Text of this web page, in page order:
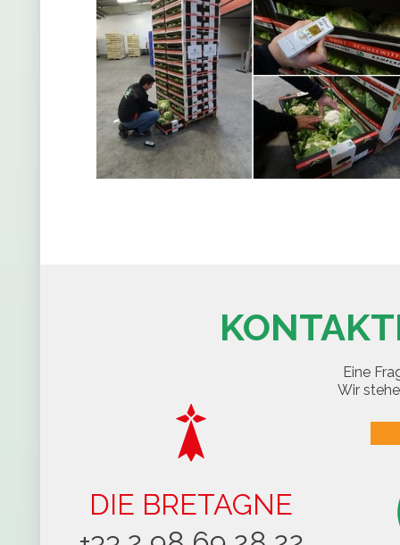
Eine
Wir
DIE BRETAGNE